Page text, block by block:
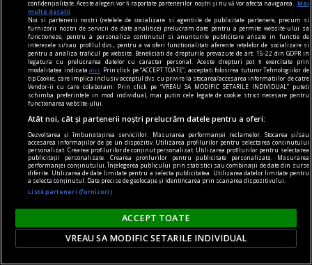
la răscruce de gînduri
Succesiunea
Nici Europa nu stă grozav înaintea unor alegeri
care pot să împingă în parlamentele europene
diferiți demagogi cu promisiuni maximale și
capacități mediocre.
Andrei CORNEA
confidențialitate. Aceste alegeri vor fi raportate partenerilor noștri și nu vă vor afecta navigarea.
Mai
multe detalii
Noi si partenerii nostri (retelele de socializare si agentiile de publicitate partenere, precum si
furnizorii nostri de servicii de date analitice) prelucram date pentru a permite website-ului sa
functioneze, pentru a personaliza continutul si anunturile publicitare afisate in functie de
interesele si/sau profilul dvs., pentru a va oferi functionalitati aferente retelelor de socializare si
pentru a analiza traficul pe website. Beneficiati de drepturile prevazute de art. 15-22 din GDPR in
legatura cu prelucrarea datelor cu caracter personal. Aceste drepturi pot fi exercitate prin
modalitatea indicataaici
. Prin click pe “ACCEPT TOATE”, acceptati folosirea tuturor Tehnologiilor de
tip Cookie, care implica inclusiv acceptul dvs. cu privire la stocarea/accesarea informatiilor de catre
Vendor-ii cu care colaboram. Prin click pe “VREAU SA MODIFIC SETARILE INDIVIDUAL” puteti
schimba preferintele in mod individual, mai putin cele legate de cookie strict necesare pentru
functionarea website-ului.
Atât noi, cât și partenerii noștri prelucrăm datele pentru a oferi:
Dezvoltarea și îmbunătățirea serviciilor. Măsurarea performanței reclamelor. Stocarea și/sau
accesarea informațiilor de pe un dispozitiv. Utilizarea profilurilor pentru selectarea conținutului
personalizat. Crearea profilurilor de conținut personalizat. Utilizarea profilurilor pentru selectarea
publicității personalizate. Crearea profilurilor pentru publicitate personalizată. Măsurarea
performanței conținutului. Înțelegerea publicului prin statistici sau combinații de date din surse
diferite. Utilizarea de date limitate pentru a selecta publicitatea. Utilizarea datelor limitate pentru
a selecta conținutul. Date precise de geolocație și identificarea prin scanarea dispozitivului.
Listă parteneri (furnizori)
ACCEPT TOATE
VREAU SA MODIFIC SETARILE INDIVIDUAL